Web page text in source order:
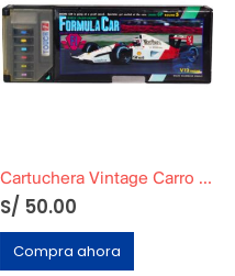
Cartuchera Vintage Carro Por Partes
S/ 50.00
Compra ahora